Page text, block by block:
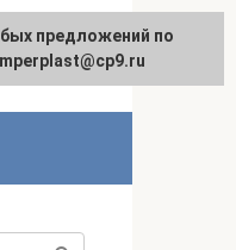
предложений по